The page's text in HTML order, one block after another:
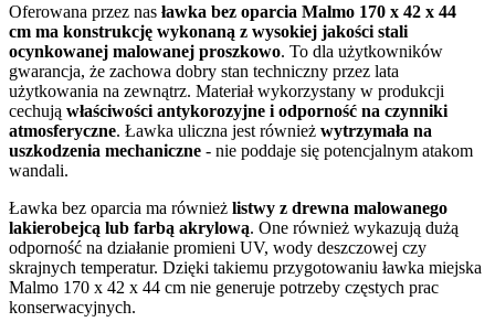
Oferowana przez nas ławka bez oparcia Malmo 170 x 42 x 44
cm ma konstrukcję wykonaną z wysokiej jakości stali
ocynkowanej malowanej proszkowo. To dla użytkowników
gwarancja, że zachowa dobry stan techniczny przez lata
użytkowania na zewnątrz. Materiał wykorzystany w produkcji
cechują właściwości antykorozyjne i odporność na czynniki
atmosferyczne. Ławka uliczna jest również wytrzymała na
uszkodzenia mechaniczne - nie poddaje się potencjalnym atakom
wandali.
Ławka bez oparcia ma również listwy z drewna malowanego
lakierobejcą lub farbą akrylową. One również wykazują dużą
odporność na działanie promieni UV, wody deszczowej czy
skrajnych temperatur. Dzięki takiemu przygotowaniu ławka miejska
Malmo 170 x 42 x 44 cm nie generuje potrzeby częstych prac
konserwacyjnych.